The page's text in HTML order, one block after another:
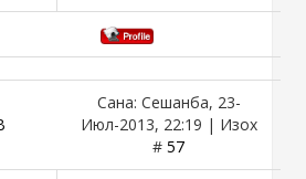
Сана: Сешанба, 23-
Июл-2013, 22:19 | Изох
# 57